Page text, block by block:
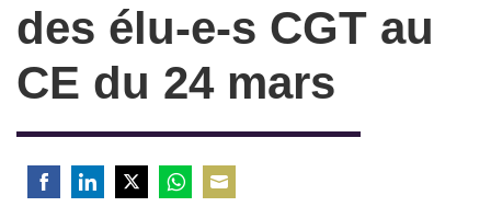
des élu-e-s CGT au
CE du 24 mars